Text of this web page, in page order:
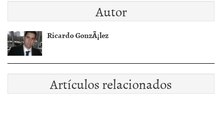
Autor
Ricardo GonzÃ¡lez
Artículos relacionados